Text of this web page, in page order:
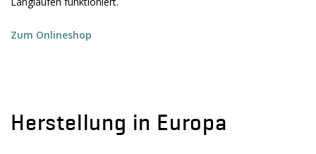
Zum Onlineshop
Herstellung in Europa